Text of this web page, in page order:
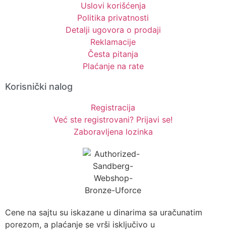
Uslovi korišćenja
Politika privatnosti
Detalji ugovora o prodaji
Reklamacije
Česta pitanja
Plaćanje na rate
Korisnički nalog
Registracija
Već ste registrovani? Prijavi se!
Zaboravljena lozinka
Cene na sajtu su iskazane u dinarima sa uračunatim
porezom, a plaćanje se vrši isključivo u